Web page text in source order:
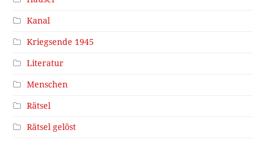
Kanal
Kriegsende 1945
Literatur
Menschen
Rätsel
Rätsel gelöst